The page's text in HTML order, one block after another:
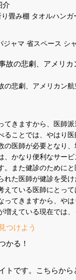
介
畳み棚 タオルハン
ジャマ 省スペース シ
故の悲劇、アメリ
の悲劇、アメリカン
てきますから、医師
ることでは、やはり
の医師が必要となり
かなり便利なサー
。また健診のために
た医師が健診を受
えている医師にとっ
ってきますから、や
増えている現在では
つけよう
かる！
トです。こちらから